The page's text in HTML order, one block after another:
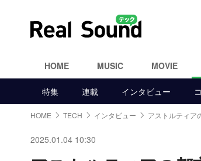
HOME MUSIC MOVIE
特集 連載 インタビュー
HOME TECH インタビュー アストルティア
2025.01.04 10:30